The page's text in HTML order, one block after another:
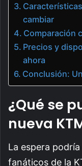
cambiar
Comparación
Precios y
ahora
Conclusión:
¿Qué se
nueva
La espera
fanáticos de la